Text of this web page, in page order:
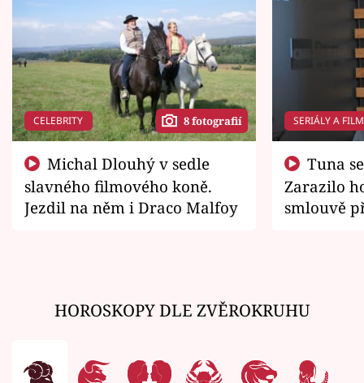
CELEBRITY 8 fotografií
slavného filmového koně.
Jezdil na něm i Draco Malfoy
SERIÁLY A
Zarazilo
smlouvě
HOROSKOPY DLE ZVĚROKRUHU